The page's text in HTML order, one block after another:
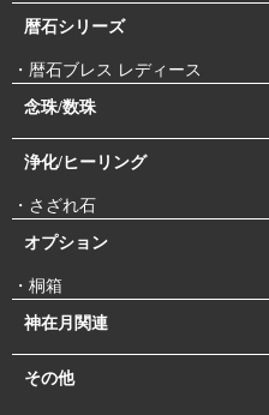
暦石シリーズ
・暦石ブレス レディース
念珠/数珠
浄化/ヒーリング
・さざれ石
オプション
・桐箱
神在月関連
その他